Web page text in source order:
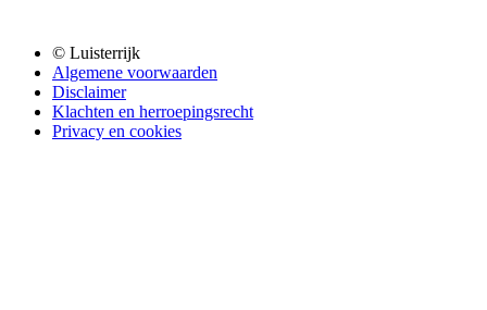
© Luisterrijk
Algemene voorwaarden
Disclaimer
Klachten en herroepingsrecht
Privacy en cookies